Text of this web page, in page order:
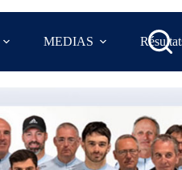
MEDIAS